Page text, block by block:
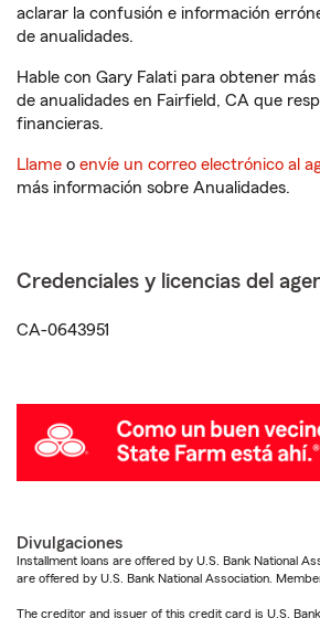
aclarar la confusión e información
de anualidades.
Hable con Gary Falati para obtener
de anualidades en Fairfield, CA que
financieras.
Llame o envíe un correo electrónico al
más información sobre Anualidades.
Credenciales y licencias del
CA-0643951
Divulgaciones
Installment loans are offered by U.S. Bank National
are offered by U.S. Bank National Association.
The creditor and issuer of this credit card is U.S.